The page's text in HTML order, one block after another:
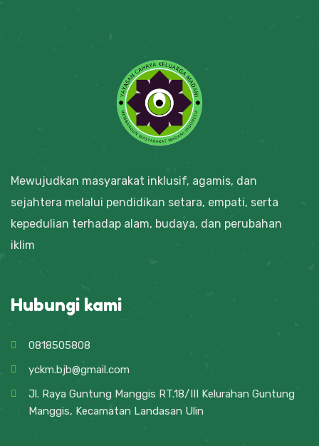
Mewujudkan masyarakat inklusif, agamis, dan
sejahtera melalui pendidikan setara, empati, serta
kepedulian terhadap alam, budaya, dan perubahan
iklim
Hubungi kami
0818505808
yckm.bjb@gmail.com
Jl. Raya Guntung Manggis RT.18/III Kelurahan Guntung
Manggis, Kecamatan Landasan Ulin